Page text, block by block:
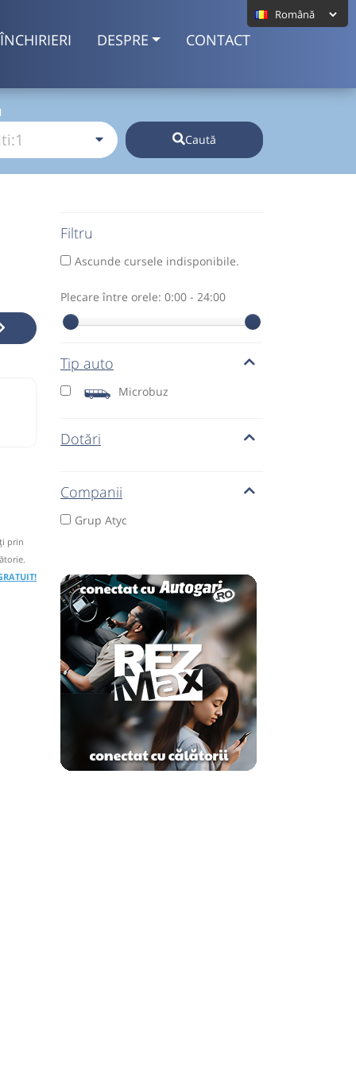
ÎNCHIRIERI DESPRE CONTACT
Caută
Filtru
Ascunde cursele indisponibile.
Plecare între orele: 0:00 - 24:00
Tip auto
Microbuz
Dotări
Companii
Grup Atyc
prin